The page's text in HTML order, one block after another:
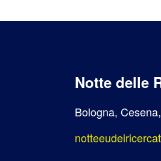
Notte delle
Bologna,